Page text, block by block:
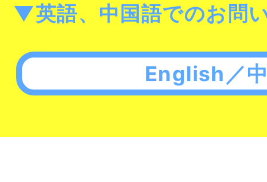
▼英語、中国語でのお問
English／